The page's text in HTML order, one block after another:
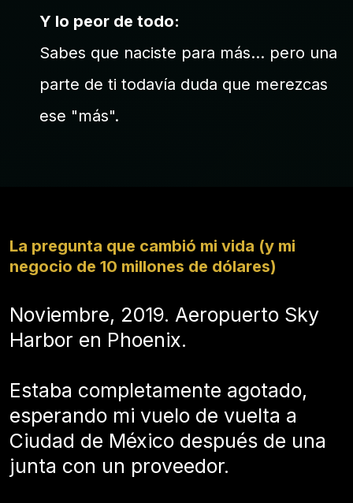
Y lo peor de todo:
Sabes que naciste para más... pero una
parte de ti todavía duda que merezcas
ese "más".
La pregunta que cambió mi vida (y mi
negocio de 10 millones de dólares)
Noviembre, 2019. Aeropuerto Sky
Harbor en Phoenix.
Estaba completamente agotado,
esperando mi vuelo de vuelta a
Ciudad de México después de una
junta con un proveedor.